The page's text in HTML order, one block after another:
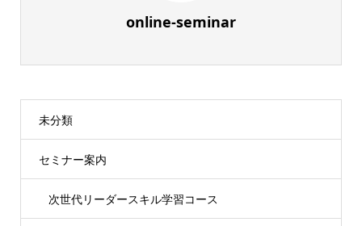
online-seminar
未分類
セミナー案内
次世代リーダースキル学習コース